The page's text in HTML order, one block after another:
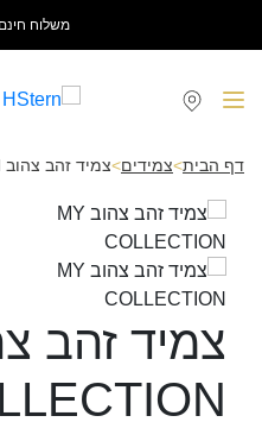
משלוח
דף הבית>צמידים>צמיד זהב צהוב MY COLLECTION